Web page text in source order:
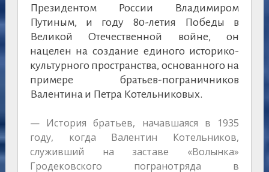
Президентом России Владимиром
Путиным, и году 80-летия Победы в
Великой Отечественной войне, он
нацелен на создание единого историко-
культурного пространства, основанного на
примере братьев-пограничников
Валентина и Петра Котельниковых.
— История братьев, начавшаяся в 1935
году, когда Валентин Котельников,
служивший на заставе «Волынка»
Гродековского погранотряда в